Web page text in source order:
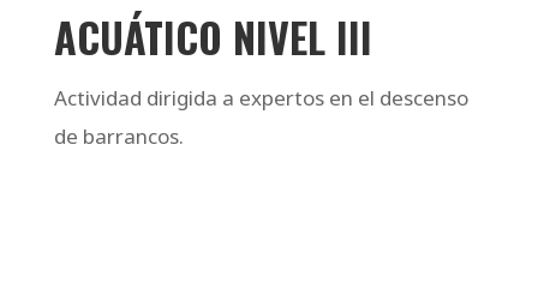
ACUÁTICO NIVEL III
Actividad dirigida a expertos en el descenso
de barrancos.